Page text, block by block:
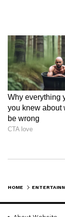
ఎన్టీఆర్
ఉండటం
పాయింట్లు
అలా చెప్పిన
విషయం. నెక్ట్స్
గానే సినిమా
HOME